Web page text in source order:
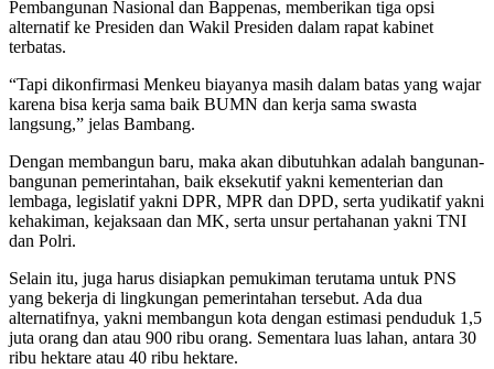
Pembangunan Nasional dan Bappenas, memberikan tiga opsi
alternatif ke Presiden dan Wakil Presiden dalam rapat kabinet
terbatas.
“Tapi dikonfirmasi Menkeu biayanya masih dalam batas yang wajar
karena bisa kerja sama baik BUMN dan kerja sama swasta
langsung,” jelas Bambang.
Dengan membangun baru, maka akan dibutuhkan adalah bangunan-
bangunan pemerintahan, baik eksekutif yakni kementerian dan
lembaga, legislatif yakni DPR, MPR dan DPD, serta yudikatif yakni
kehakiman, kejaksaan dan MK, serta unsur pertahanan yakni TNI
dan Polri.
Selain itu, juga harus disiapkan pemukiman terutama untuk PNS
yang bekerja di lingkungan pemerintahan tersebut. Ada dua
alternatifnya, yakni membangun kota dengan estimasi penduduk 1,5
juta orang dan atau 900 ribu orang. Sementara luas lahan, antara 30
ribu hektare atau 40 ribu hektare.